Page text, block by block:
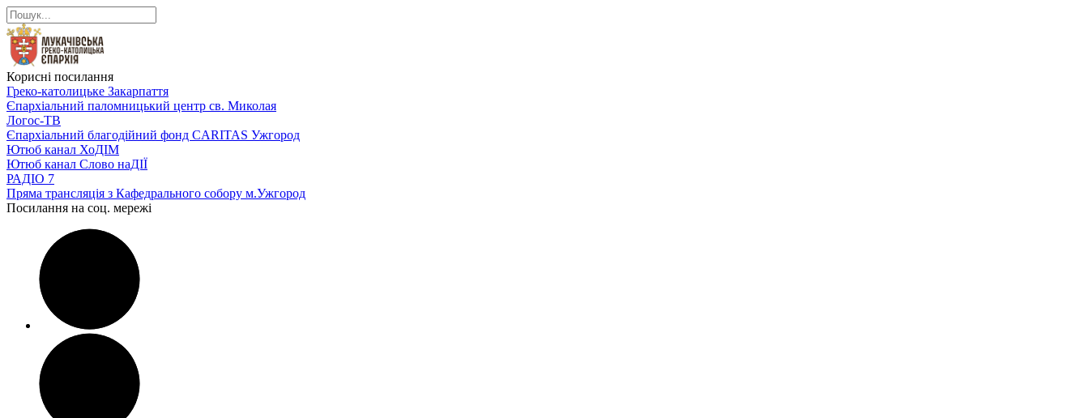
Корисні посилання
Греко-католицьке Закарпаття
Єпархіальний паломницький центр св. Миколая
Логос-ТВ
Єпархіальний благодійний фонд CARITAS Ужгород
Ютюб канал ХоДІМ
Ютюб канал Слово наДІЇ
РАДІО 7
Пряма трансляція з Кафедрального собору м.Ужгород
Посилання на соц. мережі